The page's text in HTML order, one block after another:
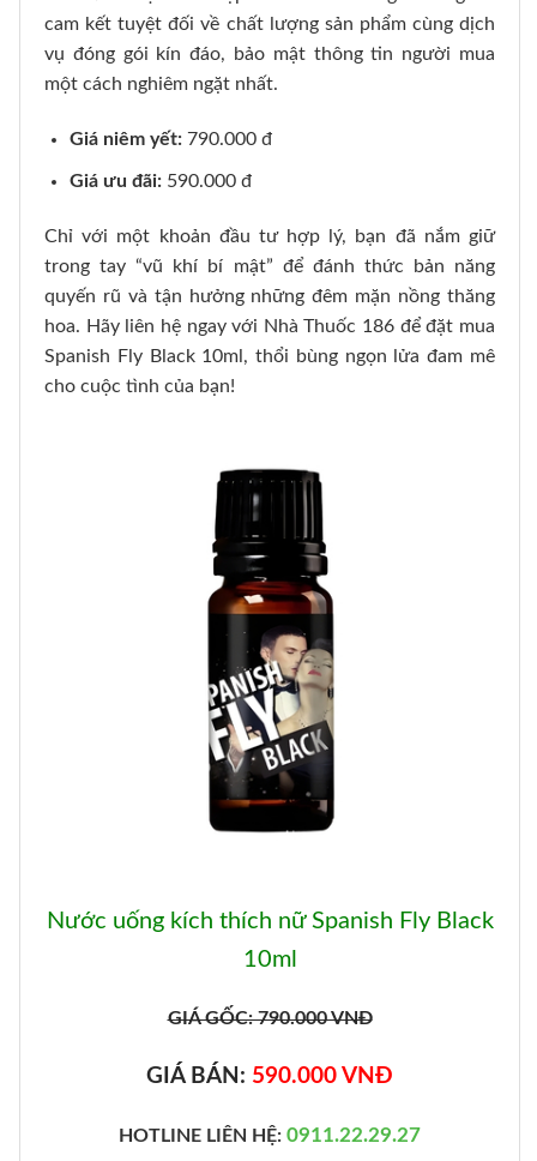
cam kết tuyệt đối về chất lượng sản phẩm cùng dịch
vụ đóng gói kín đáo, bảo mật thông tin người mua
một cách nghiêm ngặt nhất.
Giá niêm yết:790.000 đ
Giá ưu đãi:590.000 đ
Chỉ với một khoản đầu tư hợp lý, bạn đã nắm giữ
trong tay “vũ khí bí mật” để đánh thức bản năng
quyến rũ và tận hưởng những đêm mặn nồng thăng
hoa. Hãy liên hệ ngay với Nhà Thuốc 186 để đặt mua
Spanish Fly Black 10ml, thổi bùng ngọn lửa đam mê
cho cuộc tình của bạn!
Nước uống kích thích nữ Spanish Fly Black
10ml
GIÁ GỐC: 790.000 VNĐ
GIÁ BÁN: 590.000 VNĐ
HOTLINE LIÊN HỆ: 0911.22.29.27